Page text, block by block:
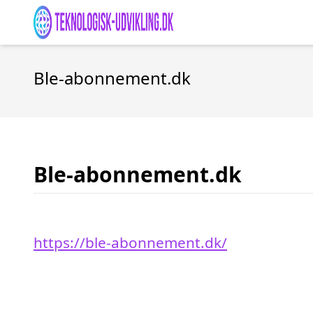
Ble-abonnement.dk
Ble-abonnement.dk
https://ble-abonnement.dk/